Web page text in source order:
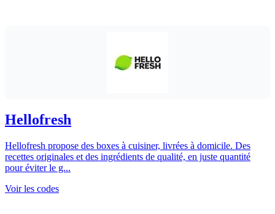
Hellofresh
Hellofresh propose des boxes à cuisiner, livrées à domicile. Des
recettes originales et des ingrédients de qualité, en juste quantité
pour éviter le g...
Voir les codes